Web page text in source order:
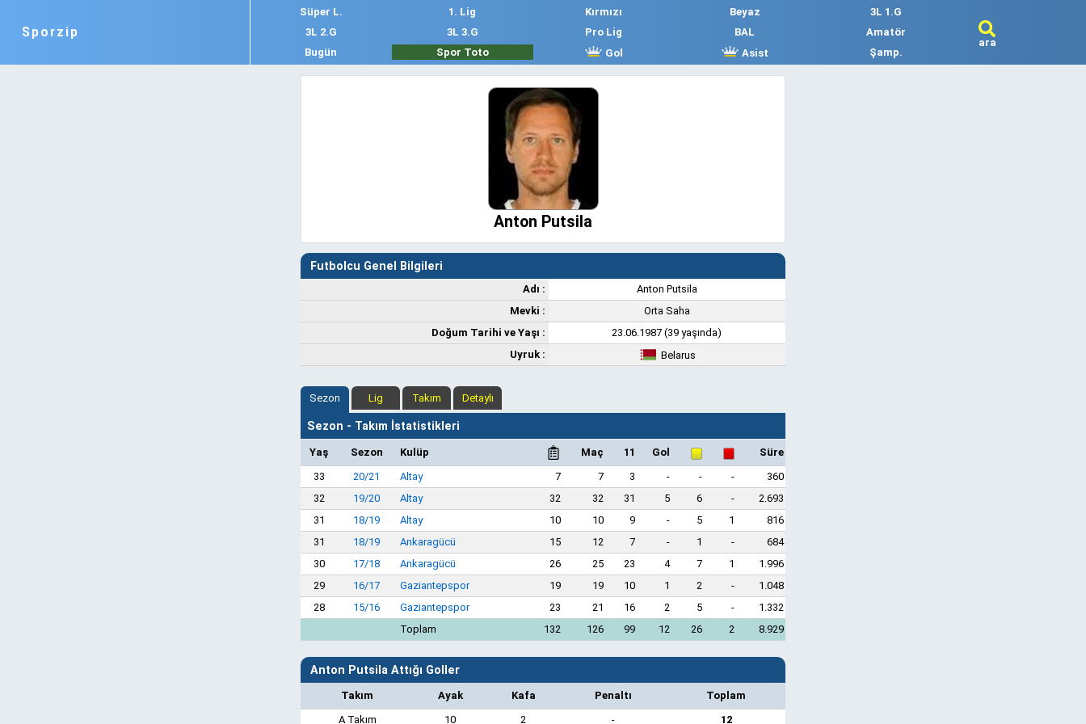
Sporzip
Süper L. 1. Lig Kırmızı Beyaz
3L 1.G
3L 2.G
3L 3.G Pro Lig BAL
Amatör
Bugün
Spor Toto Gol Asist Şamp.
ara
Anton Putsila
Futbolcu Genel Bilgileri
Adı :
Anton Putsila
Mevki :
Orta Saha
Doğum Tarihi ve Yaşı :
23.06.1987 (39 yaşında)
Uyruk :
Belarus
Sezon Lig Takım Detaylı
Sezon - Takım İstatistikleri
Yaş Sezon Kulüp Maç 11 Gol
Süre
33
20/21 Altay 7 7 3 - - -
360
32
19/20 Altay 32 32 31 5 6 -
2.693
31
18/19 Altay 10 10 9 - 5 1
816
31
18/19 Ankaragücü 15 12 7 - 1 -
684
30
17/18 Ankaragücü 26 25 23 4 7 1
1.996
29
16/17 Gaziantepspor 19 19 10 1 2 -
1.048
28
15/16 Gaziantepspor 23 21 16 2 5 -
1.332
Toplam
132 126 99 12 26 2 8.929
Anton Putsila Attığı Goller
Takım Ayak Kafa Penaltı
Toplam
A Takım
10 2 - 12